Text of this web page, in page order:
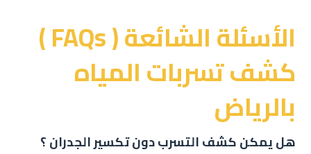
الأسئلة الشائعة ( FAQs )
كشف تسربات المياه
بالرياض
هل يمكن كشف التسرب دون تكسير الجدران ؟